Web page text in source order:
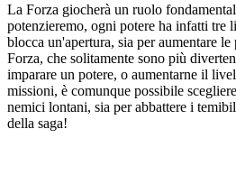
La Forza giocherà un ruolo
potenzieremo, ogni potere ha infatti tre
blocca un'apertura, sia per aumentare
Forza, che solitamente sono più
imparare un potere, o aumentarne il
missioni, è comunque possibile
nemici lontani, sia per abbattere i
della saga!